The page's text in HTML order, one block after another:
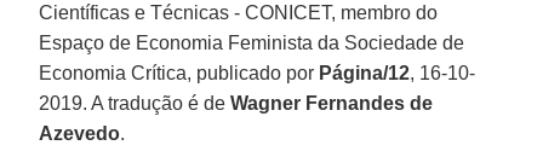
Científicas e Técnicas - CONICET, membro do
Espaço de Economia Feminista da Sociedade de
Economia Crítica, publicado por Página/12, 16-10-
2019. A tradução é deWagner Fernandes de
Azevedo.